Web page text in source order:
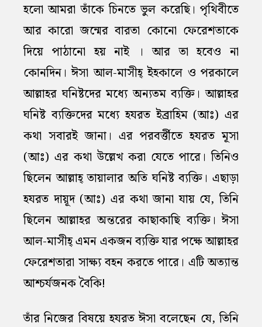
হলো আমরা তাঁকে চিনতে ভুল করেছি। পৃথিবীতে
আর কারো জন্মের বারতা কোনো ফেরেশতাকে
দিয়ে পাঠানো হয় নাই । আর তা হবেও না
কোনদিন। ঈসা আল-মাসীহ্‌ ইহকালে ও পরকালে
আল্লাহর ঘনিষ্টদের মধ্যে অন্যতম ব্যক্তি। আল্লাহর
ঘনিষ্ট ব্যক্তিদের মধ্যে হযরত ইব্রাহিম (আঃ) এর
কথা সবারই জানা। এর পরবর্ত্তীতে হযরত মূসা
(আঃ) এর কথা উল্লেখ করা যেতে পারে। তিনিও
ছিলেন আল্লাহ্‌ তায়ালার অতি ঘনিষ্ট ব্যক্তি। এছাড়া
হযরত দায়ূদ (আঃ) এর কথা জানা যায় যে, তিনি
ছিলেন আল্লাহর অন্তরের কাছাকাছি ব্যক্তি। ঈসা
আল-মাসীহ্‌ এমন একজন ব্যক্তি যার পক্ষে আল্লাহর
ফেরেশতারা সাক্ষ্য বহন করতে পারে। এটি অত্যান্ত
আশ্চর্যজনক বৈকি!
তাঁর নিজের বিষয়ে হযরত ঈসা বলেছেন যে, তিনি